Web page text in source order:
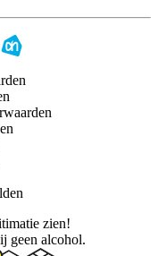
zien!
geen alcohol.